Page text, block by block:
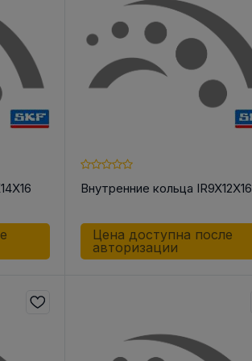
РЕМНЯ
в виде
Внутренние кольца IR9X12X16
Цена доступна после
авторизации